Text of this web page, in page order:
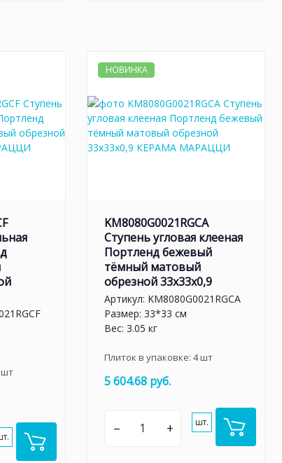
шт
НОВИНКА
KM8080G0021RGCA
Ступень угловая клееная
Портленд бежевый
тёмный матовый
обрезной 33x33x0,9
Артикул: KM8080G0021RGCA
Размер: 33*33 см
Вес: 3.05 кг
Плиток в упаковке: 4шт
5 604.68 руб.
– + шт.